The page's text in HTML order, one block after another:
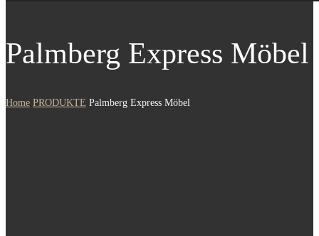
Palmberg Express Möbel
Home PRODUKTE Palmberg Express Möbel